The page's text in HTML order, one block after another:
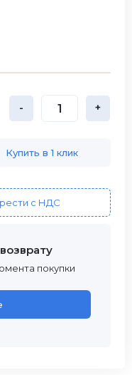
- +
Купить в 1 клик
с НДС
покупки